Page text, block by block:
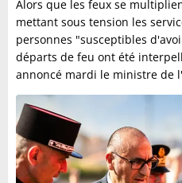
Alors que les feux se
mettant sous tension les
personnes "susceptibles
départs de feu ont été
annoncé mardi le ministre de